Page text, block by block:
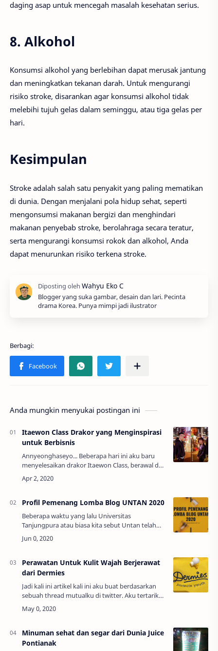
daging asap untuk mencegah masalah kesehatan serius.
8. Alkohol
Konsumsi alkohol yang berlebihan dapat merusak jantung
dan meningkatkan tekanan darah. Untuk mengurangi
risiko stroke, disarankan agar konsumsi alkohol tidak
melebihi tujuh gelas dalam seminggu, atau tiga gelas per
hari.
Kesimpulan
Stroke adalah salah satu penyakit yang paling mematikan
di dunia. Dengan menjalani pola hidup sehat, seperti
mengonsumsi makanan bergizi dan menghindari
makanan penyebab stroke, berolahraga secara teratur,
serta mengurangi konsumsi rokok dan alkohol, Anda
dapat menurunkan risiko terkena stroke.
Blogger yang suka gambar, desain dan lari. Pecinta
drama Korea. Punya mimpi jadi ilustrator
Anda mungkin menyukai postingan ini
Itaewon Class Drakor yang Menginspirasi
untuk Berbisnis
Annyeonghaseyo... Beberapa hari ini aku baru
menyelesaikan drakor Itaewon Class, berawal dari
seringnya melihat postingan rekomendasi drakor
terbaik akhirnya aku penasaran sehi…
Profil Pemenang Lomba Blog UNTAN 2020
Beberapa waktu yang lalu Universitas
Tanjungpura atau biasa kita sebut Untan telah
mengadakan sebuah kompetisi blog tingkat
nasional. Yang pesertanya berasal dari berbagai
Perawatan Untuk Kulit Wajah Berjerawat
dari Dermies
Jadi kali ini artikel kali ini aku buat berdasarkan
sebuah thread mutualku di twitter. Aku tertarik
jadikan sebuah tulisan di blog karena menurut
aku tulisannya di …
Minuman sehat dan segar dari Dunia Juice
Pontianak